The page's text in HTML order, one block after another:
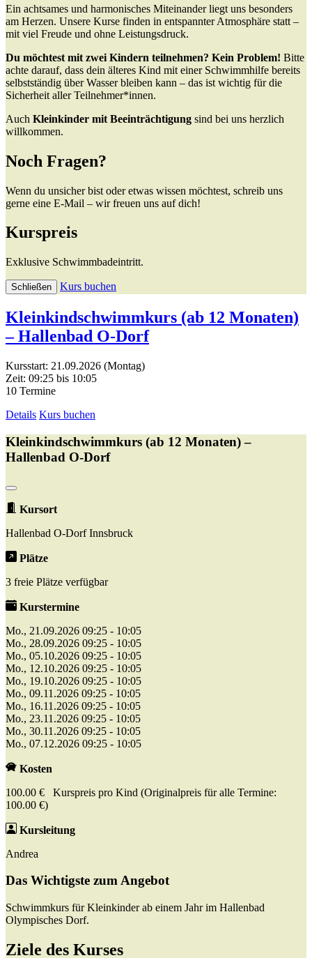
Ein achtsames und harmonisches Miteinander liegt uns besonders
am Herzen. Unsere Kurse finden in entspannter Atmosphäre statt –
mit viel Freude und ohne Leistungsdruck.
Du möchtest mit zwei Kindern teilnehmen? Kein Problem! Bitte
achte darauf, dass dein älteres Kind mit einer Schwimmhilfe bereits
selbstständig über Wasser bleiben kann – das ist wichtig für die
Sicherheit aller Teilnehmer*innen.
Auch Kleinkinder mit Beeinträchtigung sind bei uns herzlich
willkommen.
Noch Fragen?
Wenn du unsicher bist oder etwas wissen möchtest, schreib uns
gerne eine E-Mail – wir freuen uns auf dich!
Kurspreis
Exklusive Schwimmbadeintritt.
Schließen Kurs buchen
Kleinkindschwimmkurs (ab 12 Monaten)
– Hallenbad O-Dorf
Kursstart: 21.09.2026 (Montag)
Zeit: 09:25 bis 10:05
10 Termine
Details Kurs buchen
Kleinkindschwimmkurs (ab 12 Monaten) –
Hallenbad O-Dorf
Kursort
Hallenbad O-Dorf Innsbruck
Plätze
3 freie Plätze verfügbar
Kurstermine
Mo., 21.09.2026 09:25 - 10:05
Mo., 28.09.2026 09:25 - 10:05
Mo., 05.10.2026 09:25 - 10:05
Mo., 12.10.2026 09:25 - 10:05
Mo., 19.10.2026 09:25 - 10:05
Mo., 09.11.2026 09:25 - 10:05
Mo., 16.11.2026 09:25 - 10:05
Mo., 23.11.2026 09:25 - 10:05
Mo., 30.11.2026 09:25 - 10:05
Mo., 07.12.2026 09:25 - 10:05
Kosten
100.00 € Kurspreis pro Kind (Originalpreis für alle Termine:
100.00 €)
Kursleitung
Andrea
Das Wichtigste zum Angebot
Schwimmkurs für Kleinkinder ab einem Jahr im Hallenbad
Olympisches Dorf.
Ziele des Kurses